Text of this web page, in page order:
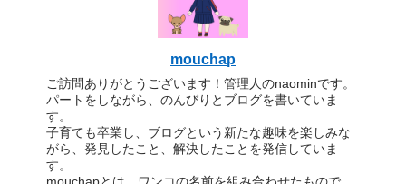
mouchap
ご訪問ありがとうございます！管理人のnaominです。
パートをしながら、のんびりとブログを書いていま
す。
子育ても卒業し、ブログという新たな趣味を楽しみな
がら、発見したこと、解決したことを発信していま
す。
mouchapとは、ワンコの名前を組み合わせたもので